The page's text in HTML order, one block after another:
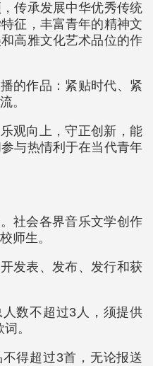
传承发展中华优秀传统
征，丰富青年的精神文
高雅文化艺术品位的作
的作品：紧贴时代、紧
。
观向上，守正创新，能
与热情利于在当代青年
社会各界音乐文学创作
师生。
发表、发布、发行和获
数不超过3人，须提供
。
得超过3首，无论报送